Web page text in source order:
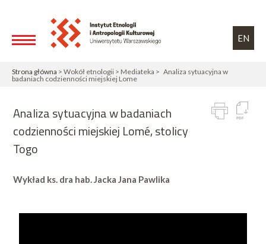
EN
Strona główna > Wokół etnologii > Mediateka > Analiza sytuacyjna w
badaniach codzienności miejskiej Lome
Analiza sytuacyjna w badaniach
codzienności miejskiej Lomé, stolicy
Togo
Wykład ks. dra hab. Jacka Jana Pawlika